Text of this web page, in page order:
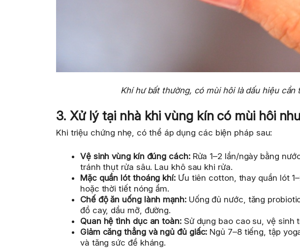
Khí hư bất thường, có mùi hôi là dấu hiệu cần
3. Xử lý tại nhà khi vùng kín có mùi hôi
Khi triệu chứng nhẹ, có thể áp dụng các biện pháp sau:
Vệ sinh vùng kín đúng cách:Rửa 1–2 lần/ngày bằng
tránh thụt rửa sâu. Lau khô sau khi rửa.
Mặc quần lót thoáng khí:Ưu tiên cotton, thay quần lót
hoặc thời tiết nóng ẩm.
Chế độ ăn uống lành mạnh:Uống đủ nước, tăng
đồ cay, dầu mỡ, đường.
Quan hệ tình dục an toàn:Sử dụng bao cao su, vệ sinh
Giảm căng thẳng và ngủ đủ giấc: Ngủ 7–8 tiếng, tập
và tăng sức đề kháng.